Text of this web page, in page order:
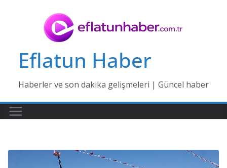
Eflatun Haber
Haberler ve son dakika gelişmeleri | Güncel haber